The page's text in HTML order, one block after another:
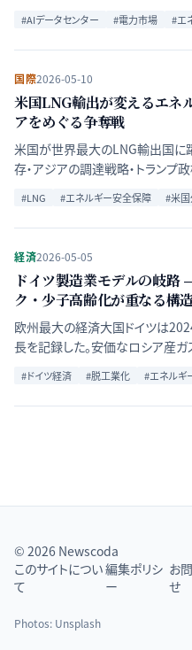
エネルギーへの需要シフトが加速
#AIデータセンター #電力市場 #エ
国際2026-05-10
米国LNG輸出が変えるエネ
アをめぐる争奪戦
米国が世界最大のLNG輸出国に
存・アジアの調達戦略・トランプ
#LNG #エネルギー安全保障 #米
経済2026-05-05
ドイツ製造業モデルの岐路
ク・少子高齢化が重なる構
欧州最大の経済大国ドイツは
長を記録した。安価なロシア産
が崩れた後の「成長モデルの再
#ドイツ経済 #脱工業化 #エネルギ
© 2026 Newscoda
このサイトについ
て
編集ポリシ
ー
お
せ
Photos: Unsplash